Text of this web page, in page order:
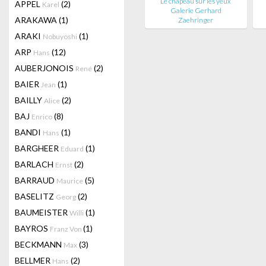
APPEL Karel (2)
ARAKAWA (1)
ARAKI Nobuyoshi (1)
ARP Hans (12)
AUBERJONOIS René (2)
BAIER Jean (1)
BAILLY Alice (2)
BAJ Enrico (8)
BANDI Hans (1)
BARGHEER Eduard (1)
BARLACH Ernst (2)
BARRAUD Maurice (5)
BASELITZ Georg (2)
BAUMEISTER Willi (1)
BAYROS Franz Von (1)
BECKMANN Max (3)
BELLMER Hans (2)
Galerie Gerhard
Zaehringer